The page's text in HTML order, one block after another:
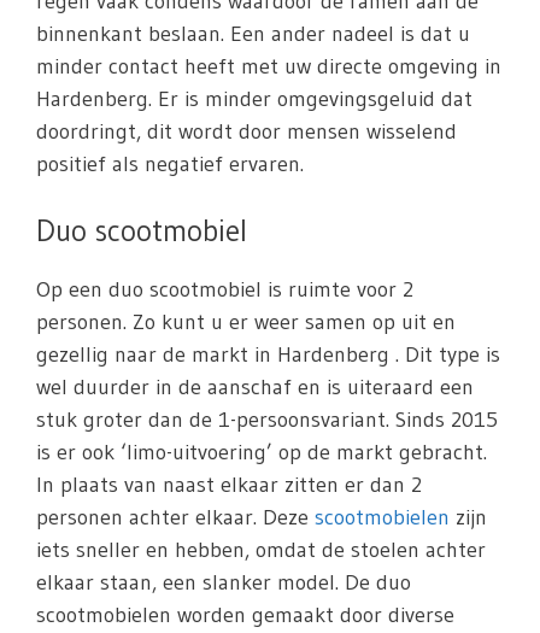
binnenkant beslaan. Een ander nadeel is dat u
minder contact heeft met uw directe omgeving in
Hardenberg. Er is minder omgevingsgeluid dat
doordringt, dit wordt door mensen wisselend
positief als negatief ervaren.
Duo scootmobiel
Op een duo scootmobiel is ruimte voor 2
personen. Zo kunt u er weer samen op uit en
gezellig naar de markt in Hardenberg . Dit type is
wel duurder in de aanschaf en is uiteraard een
stuk groter dan de 1-persoonsvariant. Sinds 2015
is er ook ‘limo-uitvoering’ op de markt gebracht.
In plaats van naast elkaar zitten er dan 2
personen achter elkaar. Deze scootmobielen zijn
iets sneller en hebben, omdat de stoelen achter
elkaar staan, een slanker model. De duo
scootmobielen worden gemaakt door diverse